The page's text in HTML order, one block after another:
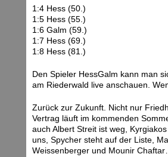
1:4 Hess (50.)
1:5 Hess (55.)
1:6 Galm (59.)
1:7 Hess (69.)
1:8 Hess (81.)
Den Spieler HessGalm kann man
am Riederwald live anschauen.
Zurück zur Zukunft. Nicht nur
Vertrag läuft im kommenden
auch Albert Streit ist weg,
uns, Spycher steht auf der Liste,
Weissenberger und Mounir